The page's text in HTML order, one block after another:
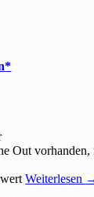
vorhanden,
Weiterlesen